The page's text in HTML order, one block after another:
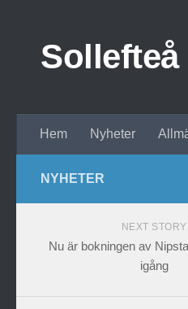
Hem Nyheter
NYHETER
NEXT STORY
Nu är bokningen av
igång